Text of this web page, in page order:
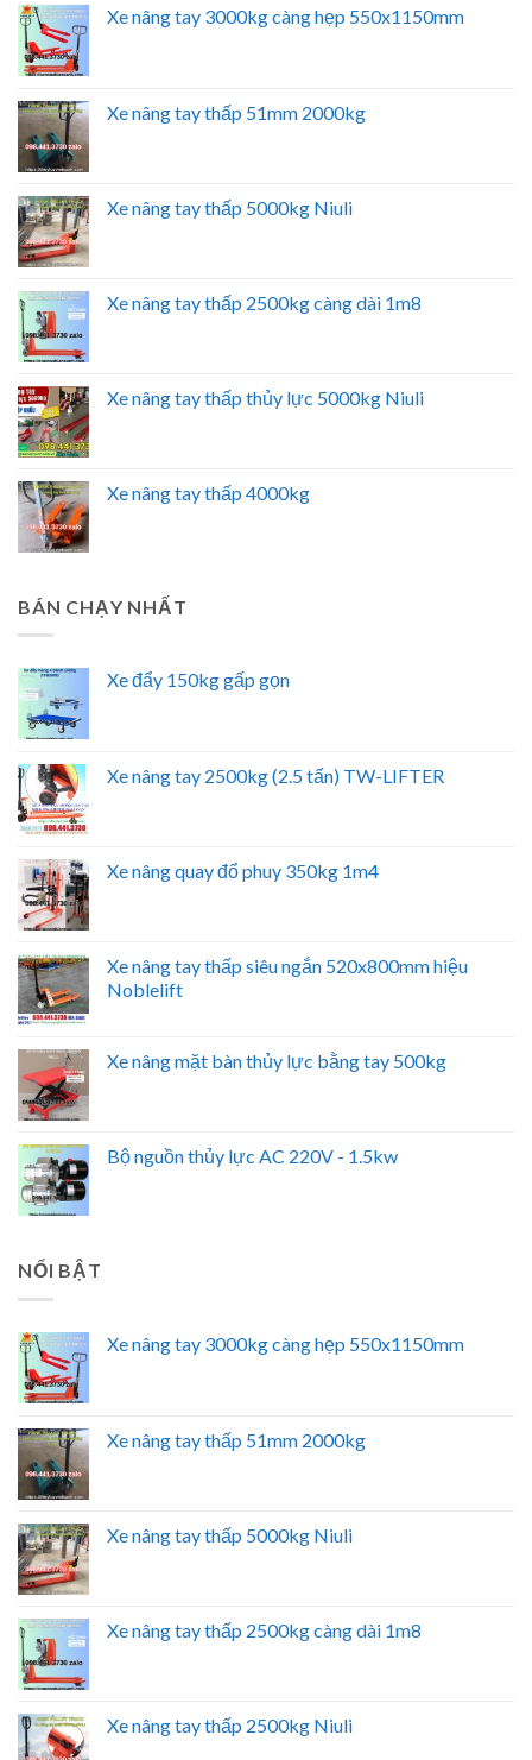
Xe nâng tay 3000kg càng hẹp 550x1150mm
Xe nâng tay thấp 51mm 2000kg
Xe nâng tay thấp 5000kg Niuli
Xe nâng tay thấp 2500kg càng dài 1m8
Xe nâng tay thấp thủy lực 5000kg Niuli
Xe nâng tay thấp 4000kg
BÁN CHẠY NHẤT
Xe đẩy 150kg gấp gọn
Xe nâng tay 2500kg (2.5 tấn) TW-LIFTER
Xe nâng quay đổ phuy 350kg 1m4
Xe nâng tay thấp siêu ngắn 520x800mm hiệu
Noblelift
Xe nâng mặt bàn thủy lực bằng tay 500kg
Bộ nguồn thủy lực AC 220V - 1.5kw
NỔI BẬT
Xe nâng tay 3000kg càng hẹp 550x1150mm
Xe nâng tay thấp 51mm 2000kg
Xe nâng tay thấp 5000kg Niuli
Xe nâng tay thấp 2500kg càng dài 1m8
Xe nâng tay thấp 2500kg Niuli